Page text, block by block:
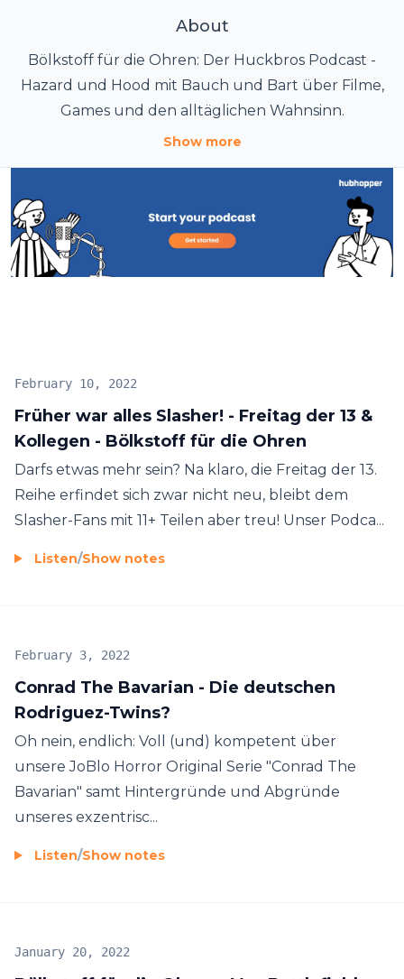
About
Bölkstoff für die Ohren: Der Huckbros Podcast -
Hazard und Hood mit Bauch und Bart über Filme,
Games und den alltäglichen Wahnsinn.
Show more
Früher war alles Slasher! - Freitag der 13 &
Kollegen - Bölkstoff für die Ohren
February 10, 2022
Darfs etwas mehr sein? Na klaro, die Freitag der 13.
Reihe erfindet sich zwar nicht neu, bleibt dem
Slasher-Fans mit 11+ Teilen aber treu! Unser Podca...
Listen/Show notes
Conrad The Bavarian - Die deutschen
Rodriguez-Twins?
February 3, 2022
Oh nein, endlich: Voll (und) kompetent über
unsere JoBlo Horror Original Serie "Conrad The
Bavarian" samt Hintergründe und Abgründe
unseres exzentrisc...
Listen/Show notes
January 20, 2022